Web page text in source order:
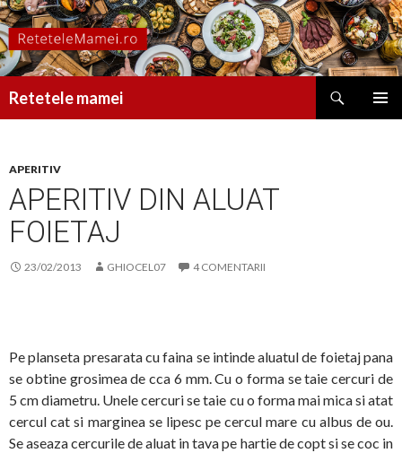
Retetele mamei
APERITIV
APERITIV DIN ALUAT
FOIETAJ
23/02/2013 GHIOCEL07 4 COMENTARII
Pe planseta presarata cu faina se intinde aluatul de foietaj pana
se obtine grosimea de cca 6 mm. Cu o forma se taie cercuri de
5 cm diametru. Unele cercuri se taie cu o forma mai mica si atat
cercul cat si marginea se lipesc pe cercul mare cu albus de ou.
Se aseaza cercurile de aluat in tava pe hartie de copt si se coc in